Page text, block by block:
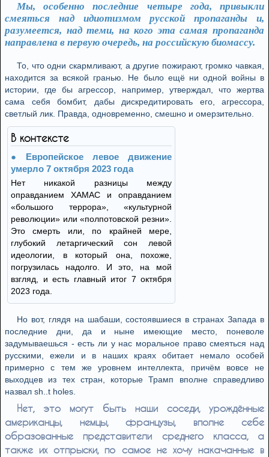
Мы, особенно последние четыре года, привыкли
смеяться над идиотизмом русской пропаганды и,
разумеется, над теми, на кого эта самая пропаганда
направлена в первую очередь, на российскую биомассу.
То, что одни скармливают, а другие пожирают, громко чавкая,
находится за всякой гранью. Не было ещё ни одной войны в
истории, где бы агрессор, например, утверждал, что жертва
сама себя бомбит, дабы дискредитировать его, агрессора,
светлый лик. Правда, одновременно, смешно и омерзительно.
В контексте
Европейское левое движение
умерло 7 октября 2023 года
Нет никакой разницы между
оправданием ХАМАС и оправданием
«большого террора», «культурной
революции» или «полпотовской резни».
Это смерть или, по крайней мере,
глубокий летаргический сон левой
идеологии, в который она, похоже,
погрузилась надолго. И это, на мой
взгляд, и есть главный итог 7 октября
2023 года.
Но вот, глядя на шабаши, состоявшиеся в странах Запада в
последние дни, да и ныне имеющие место, поневоле
задумываешься - есть ли у нас моральное право смеяться над
русскими, ежели и в наших краях обитает немало особей
примерно с тем же уровнем интеллекта, причём вовсе не
выходцев из тех стран, которые Трамп вполне справедливо
назвал sh..t holes.
Нет, это могут быть наши соседи, урождённые
американцы, немцы, французы, вполне себе
образованные представители среднего класса, а
также их отпрыски, по самое не хочу накачанные в